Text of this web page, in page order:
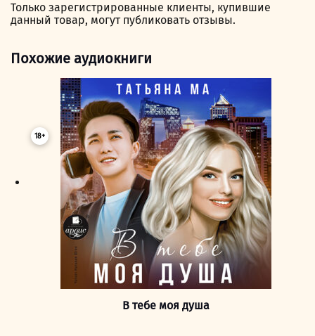
Только зарегистрированные клиенты, купившие
данный товар, могут публиковать отзывы.
Похожие аудиокниги
18+
В тебе моя душа